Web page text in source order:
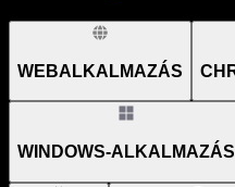
WEBALKALMAZÁS
WINDOWS-ALKALMAZÁS